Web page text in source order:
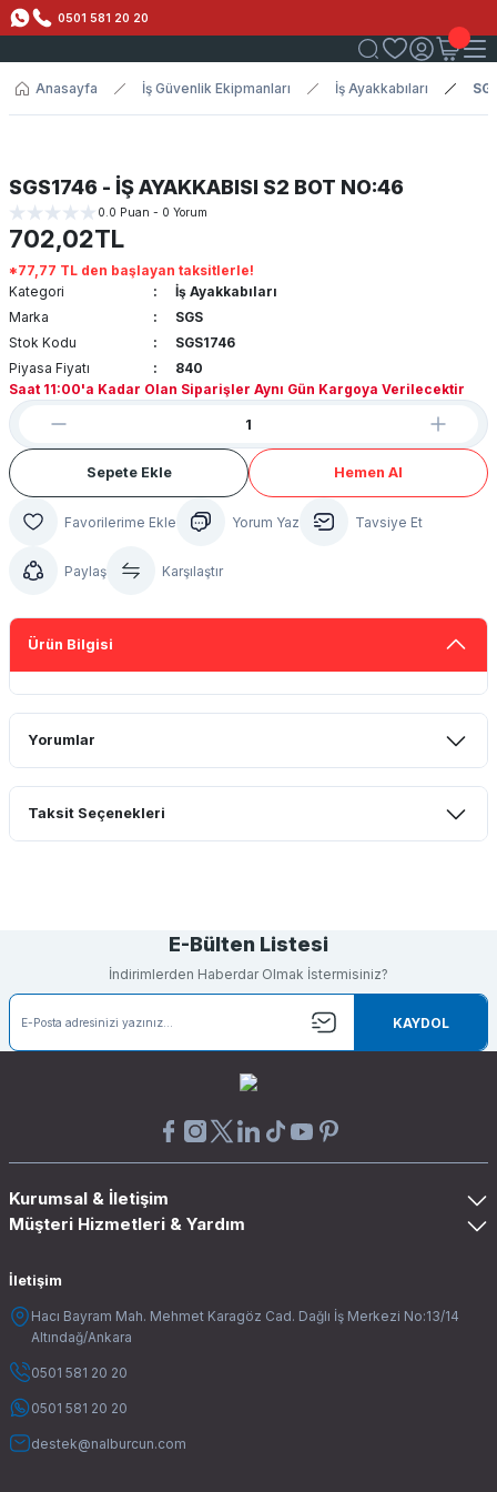
0501 581 20 20
Anasayfa İş Güvenlik Ekipmanları İş Ayakkabıları
SGS1746 - İŞ AYAKKABISI S2 BOT NO:46
0.0 Puan - 0 Yorum
702,02TL
*77,77 TL den başlayan taksitlerle!
Kategori
İş Ayakkabıları
Marka
SGS
Stok Kodu
SGS1746
Piyasa Fiyatı
840
Saat 11:00'a Kadar Olan Siparişler Aynı Gün Kargoya Verilecektir
Sepete Ekle Hemen Al
Yorum Yaz Tavsiye Et
Paylaş Karşılaştır
Ürün Bilgisi
Yorumlar
Bu ürüne ilk yorumu siz yapın!
Taksit Seçenekleri
E-Bülten Listesi
İndirimlerden Haberdar Olmak İstermisiniz?
KAYDOL
Kurumsal & İletişim
Müşteri Hizmetleri & Yardım
İletişim
Hacı Bayram Mah. Mehmet Karagöz Cad. Dağlı İş Merkezi No:13/14
Altındağ/Ankara
0501 581 20 20
0501 581 20 20
destek@nalburcun.com